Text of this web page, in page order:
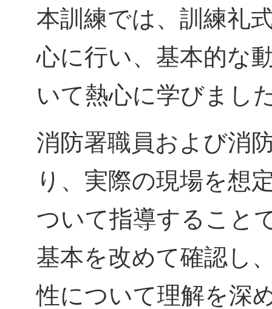
本訓練では、訓練礼
心に行い、基本的な
いて熱心に学びまし
消防署職員および消
り、実際の現場を想
ついて指導すること
基本を改めて確認し
性について理解を深